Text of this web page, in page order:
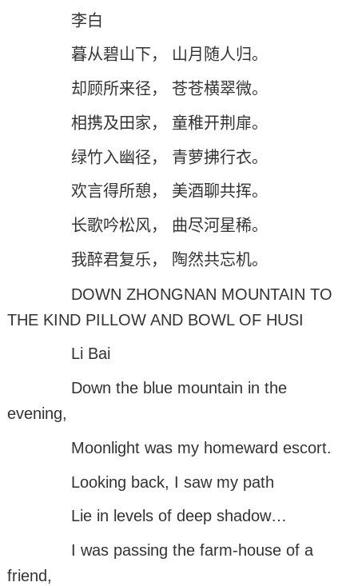
李白
暮从碧山下， 山月随人归。
却顾所来径， 苍苍横翠微。
相携及田家， 童稚开荆扉。
绿竹入幽径， 青萝拂行衣。
欢言得所憩， 美酒聊共挥。
长歌吟松风， 曲尽河星稀。
我醉君复乐， 陶然共忘机。
DOWN ZHONGNAN MOUNTAIN TO
THE KIND PILLOW AND BOWL OF HUSI
Li Bai
Down the blue mountain in the
evening,
Moonlight was my homeward escort.
Looking back, I saw my path
Lie in levels of deep shadow…
I was passing the farm-house of a
friend,